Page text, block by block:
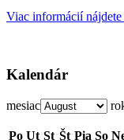
Viac informácií nájdete
Kalendár
mesiac
Po Ut St Št Pia So